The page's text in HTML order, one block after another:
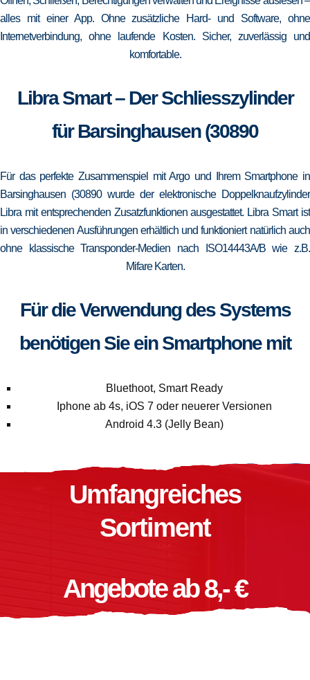
alles mit einer App. Ohne zusätzliche Hard- und Software, ohne
Internetverbindung, ohne laufende Kosten. Sicher, zuverlässig und
komfortable.
Libra Smart – Der Schliesszylinder
für Barsinghausen (30890
Für das perfekte Zusammenspiel mit Argo und Ihrem Smartphone in
Barsinghausen (30890 wurde der elektronische Doppelknaufzylinder
Libra mit entsprechenden Zusatzfunktionen ausgestattet. Libra Smart ist
in verschiedenen Ausführungen erhältlich und funktioniert natürlich auch
ohne klassische Transponder-Medien nach ISO14443A/B wie z.B.
Mifare Karten.
Für die Verwendung des Systems
benötigen Sie ein Smartphone mit
Bluethoot, Smart Ready
Iphone ab 4s, iOS 7 oder neuerer Versionen
Android 4.3 (Jelly Bean)
Umfangreiches
Sortiment
Angebote ab 8,- €